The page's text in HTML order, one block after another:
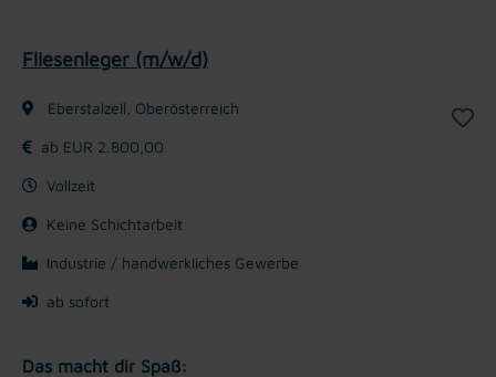
Fliesenleger (m/w/d)
Eberstalzell, Oberösterreich
ab EUR 2.800,00
Vollzeit
Keine Schichtarbeit
Industrie / handwerkliches Gewerbe
ab sofort
Das macht dir Spaß: